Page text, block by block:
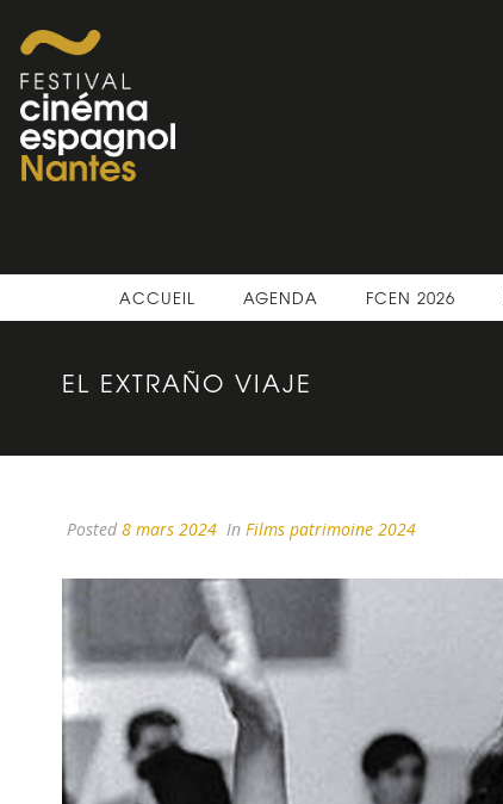
ACCUEIL AGENDA FCEN 2026
EL EXTRAÑO VIAJE
Posted 8 mars 2024 In Films patrimoine 2024